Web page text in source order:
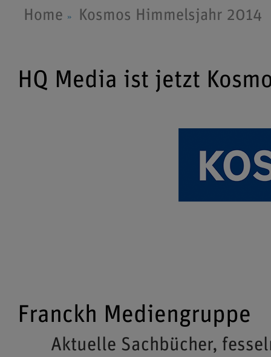
Home Kosmos Himmelsjahr 2014
HQ Media ist jetzt
Franckh Mediengruppe
Aktuelle Sachbücher,